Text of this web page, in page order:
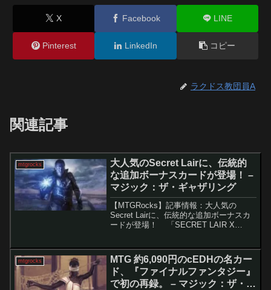
X Facebook LINE
Pinterest LinkedIn コピー
ラクドス教団員A
関連記事
mtgrocks
大人気のSecret Lairに、伝統的
な追加ボーナスカードが登場！ –
マジック：ザ・ギャザリング
【MTGRocks】記事情報：大人気の
Secret Lairに、伝統的な追加ボーナスカ
ードが登場！ 「SECRET LAIR X
集めています。発売開...
mtgrocks
MTG 約6,090円のcEDHの名カー
ド、『ファイナルファンタジー』
で初の再録。 – マジック：ザ・ギ